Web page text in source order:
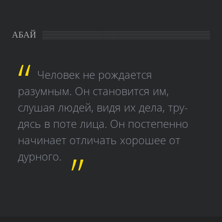
АБАЙ
Человек не рождается
разумным. Он становится им,
слушая людей, видя их дела, тру­
дясь в поте лица. Он постепенно
начинает отличать хорошее от
дурного.